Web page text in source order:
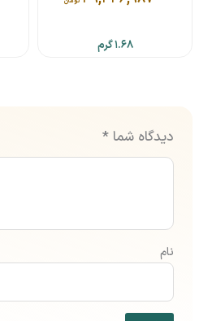
1.68 گرم
دیدگاه شما *
نام